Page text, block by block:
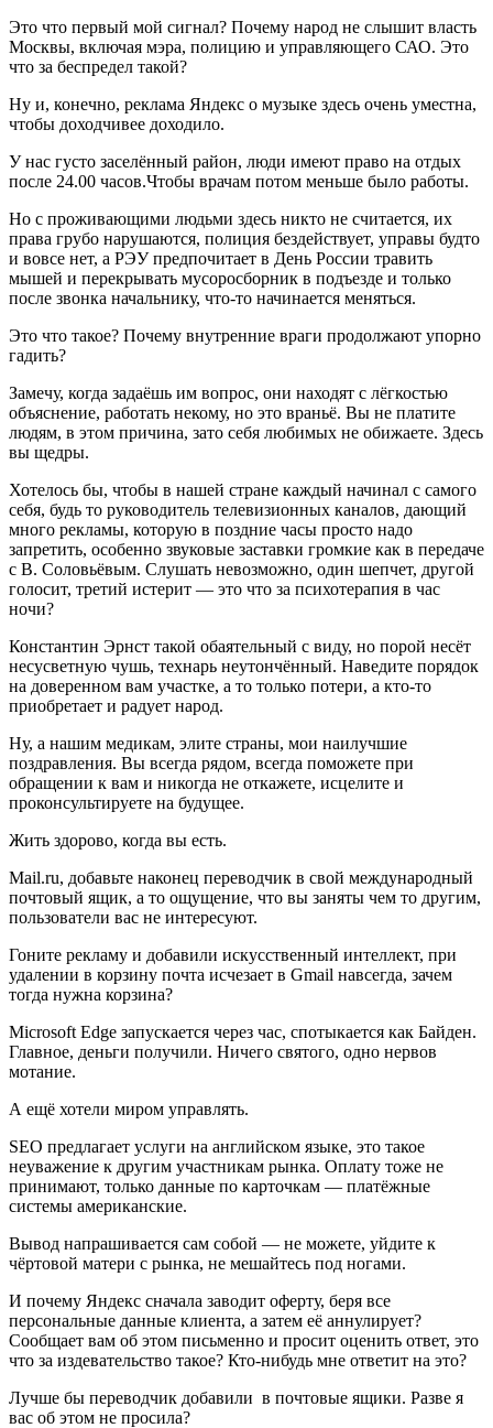
Это что первый мой сигнал? Почему народ не слышит власть
Москвы, включая мэра, полицию и управляющего САО. Это
что за беспредел такой?
Ну и, конечно, реклама Яндекс о музыке здесь очень уместна,
чтобы доходчивее доходило.
У нас густо заселённый район, люди имеют право на отдых
после 24.00 часов.Чтобы врачам потом меньше было работы.
Но с проживающими людьми здесь никто не считается, их
права грубо нарушаются, полиция бездействует, управы будто
и вовсе нет, а РЭУ предпочитает в День России травить
мышей и перекрывать мусоросборник в подъезде и только
после звонка начальнику, что-то начинается меняться.
Это что такое? Почему внутренние враги продолжают упорно
гадить?
Замечу, когда задаёшь им вопрос, они находят с лёгкостью
объяснение, работать некому, но это враньё. Вы не платите
людям, в этом причина, зато себя любимых не обижаете. Здесь
вы щедры.
Хотелось бы, чтобы в нашей стране каждый начинал с самого
себя, будь то руководитель телевизионных каналов, дающий
много рекламы, которую в поздние часы просто надо
запретить, особенно звуковые заставки громкие как в передаче
с В. Соловьёвым. Слушать невозможно, один шепчет, другой
голосит, третий истерит — это что за психотерапия в час
ночи?
Константин Эрнст такой обаятельный с виду, но порой несёт
несусветную чушь, технарь неутончённый. Наведите порядок
на доверенном вам участке, а то только потери, а кто-то
приобретает и радует народ.
Ну, а нашим медикам, элите страны, мои наилучшие
поздравления. Вы всегда рядом, всегда поможете при
обращении к вам и никогда не откажете, исцелите и
проконсультируете на будущее.
Жить здорово, когда вы есть.
Mail.ru, добавьте наконец переводчик в свой международный
почтовый ящик, а то ощущение, что вы заняты чем то другим,
пользователи вас не интересуют.
Гоните рекламу и добавили искусственный интеллект, при
удалении в корзину почта исчезает в Gmail навсегда, зачем
тогда нужна корзина?
Microsoft Edge запускается через час, спотыкается как Байден.
Главное, деньги получили. Ничего святого, одно нервов
мотание.
А ещё хотели миром управлять.
SEO предлагает услуги на английском языке, это такое
неуважение к другим участникам рынка. Оплату тоже не
принимают, только данные по карточкам — платёжные
системы американские.
Вывод напрашивается сам собой — не можете, уйдите к
чёртовой матери с рынка, не мешайтесь под ногами.
И почему Яндекс сначала заводит оферту, беря все
персональные данные клиента, а затем её аннулирует?
Сообщает вам об этом письменно и просит оценить ответ, это
что за издевательство такое? Кто-нибудь мне ответит на это?
Лучше бы переводчик добавили в почтовыe ящики. Разве я
вас об этом не просила?